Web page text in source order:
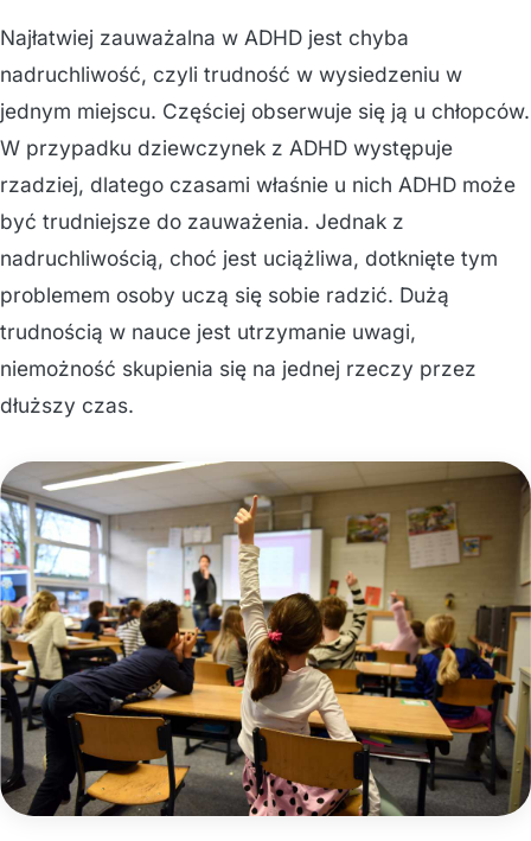
Najłatwiej zauważalna w ADHD jest chyba
nadruchliwość, czyli trudność w wysiedzeniu w
jednym miejscu. Częściej obserwuje się ją u chłopców.
W przypadku dziewczynek z ADHD występuje
rzadziej, dlatego czasami właśnie u nich ADHD może
być trudniejsze do zauważenia. Jednak z
nadruchliwością, choć jest uciążliwa, dotknięte tym
problemem osoby uczą się sobie radzić. Dużą
trudnością w nauce jest utrzymanie uwagi,
niemożność skupienia się na jednej rzeczy przez
dłuższy czas.